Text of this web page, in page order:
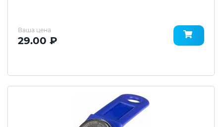
Ваша цена
29.00 ₽